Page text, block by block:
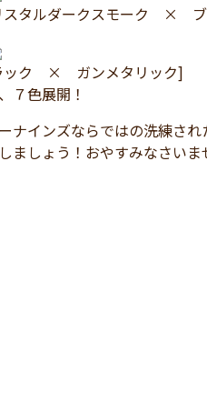
スタルダークスモーク × ブ
ック × ガンメタリック]
７色展開！
ナインズならではの洗練さ
ましょう！おやすみなさいま